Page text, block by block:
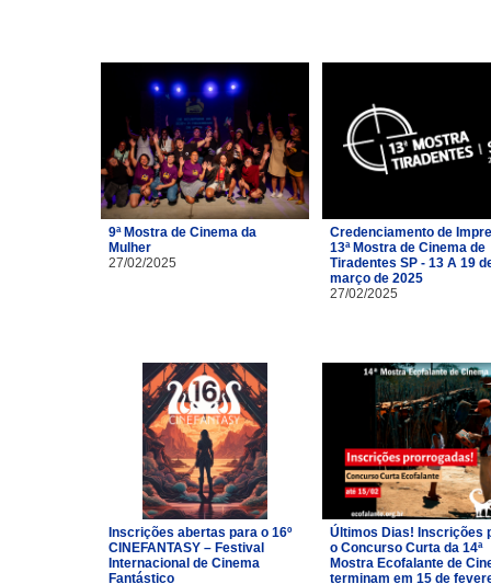
9ª Mostra de Cinema da
Mulher
27/02/2025
Credenciamento de
13ª Mostra de Cinema de
Tiradentes SP - 13 A 19
março de 2025
27/02/2025
Inscrições abertas para o 16º
CINEFANTASY – Festival
Internacional de Cinema
Fantástico
Últimos Dias! Inscrições
o Concurso Curta da 14ª
Mostra Ecofalante de
terminam em 15 de